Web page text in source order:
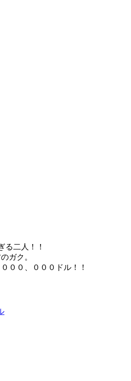
る二人！！
ガク。
００、０００ドル！！